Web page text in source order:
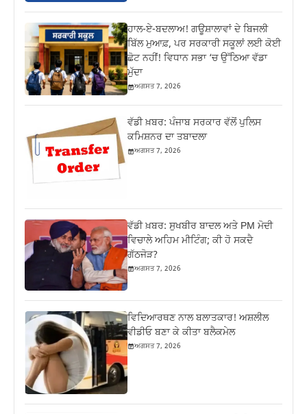
ਹਾਲ-ਏ-ਬਦਲਾਅ! ਗਊਸ਼ਾਲਾਵਾਂ ਦੇ ਬਿਜਲੀ
ਬਿੱਲ ਮੁਆਫ਼, ਪਰ ਸਰਕਾਰੀ ਸਕੂਲਾਂ ਲਈ ਕੋਈ
ਛੋਟ ਨਹੀਂ! ਵਿਧਾਨ ਸਭਾ ‘ਚ ਉੱਠਿਆ ਵੱਡਾ
ਮੁੱਦਾ
ਅਗਸਤ 7, 2026
ਵੱਡੀ ਖ਼ਬਰ: ਪੰਜਾਬ ਸਰਕਾਰ ਵੱਲੋਂ ਪੁਲਿਸ
ਕਮਿਸ਼ਨਰ ਦਾ ਤਬਾਦਲਾ
ਅਗਸਤ 7, 2026
ਵੱਡੀ ਖ਼ਬਰ: ਸੁਖਬੀਰ ਬਾਦਲ ਅਤੇ PM ਮੋਦੀ
ਵਿਚਾਲੇ ਅਹਿਮ ਮੀਟਿੰਗ; ਕੀ ਹੋ ਸਕਦੈ
ਗੱਠਜੋੜ?
ਅਗਸਤ 7, 2026
ਵਿਦਿਆਰਥਣ ਨਾਲ ਬਲਾਤਕਾਰ! ਅਸ਼ਲੀਲ
ਵੀਡੀਓ ਬਣਾ ਕੇ ਕੀਤਾ ਬਲੈਕਮੇਲ
ਅਗਸਤ 7, 2026